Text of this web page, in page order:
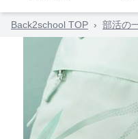
Back2school TOP › 部活の